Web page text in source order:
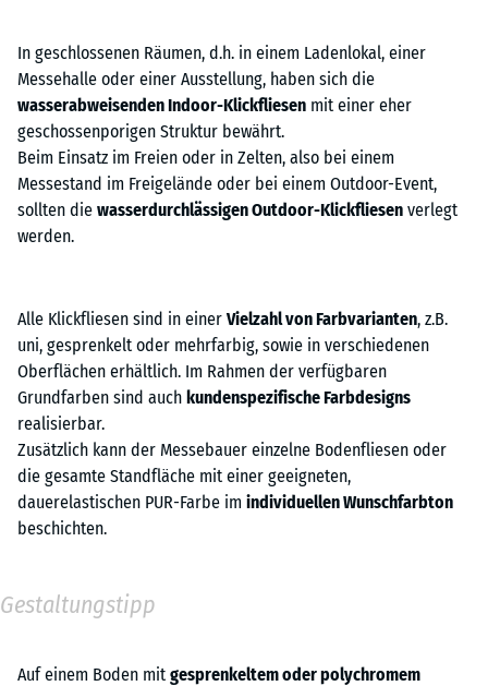
In geschlossenen Räumen, d.h. in einem Ladenlokal, einer
Messehalle oder einer Ausstellung, haben sich die
wasserabweisenden Indoor-Klickfliesen mit einer eher
geschossenporigen Struktur bewährt.
Beim Einsatz im Freien oder in Zelten, also bei einem
Messestand im Freigelände oder bei einem Outdoor-Event,
sollten die wasserdurchlässigen Outdoor-Klickfliesen verlegt
werden.
Alle Klickfliesen sind in einer Vielzahl von Farbvarianten, z.B.
uni, gesprenkelt oder mehrfarbig, sowie in verschiedenen
Oberflächen erhältlich. Im Rahmen der verfügbaren
Grundfarben sind auch kundenspezifische Farbdesigns
realisierbar.
Zusätzlich kann der Messebauer einzelne Bodenfliesen oder
die gesamte Standfläche mit einer geeigneten,
dauerelastischen PUR-Farbe im individuellen Wunschfarbton
beschichten.
Gestaltungstipp
Auf einem Boden mit gesprenkeltem oder polychromem